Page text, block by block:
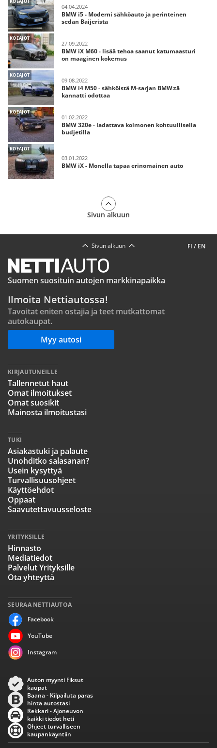
04.04.2024
BMW i5 - Moderni sähköauto ja perinteinen
sedan Baijerista
KOEAJOT
27.09.2022
BMW iX M60 - lisää tehoa saanut katumaasturi
on maaginen kokemus
KOEAJOT
09.08.2022
BMW i4 M50 - sähköistä M-sarjan BMW:tä
kannatti odottaa
KOEAJOT
01.02.2022
BMW 320e - ladattava kolmonen kohtuullisella
budjetilla
KOEAJOT
03.01.2022
BMW iX - Monella tapaa erinomainen auto
Sivun alkuun
FI / EN
Sivun alkuun
Suomen suosituin autojen markkinapaikka
Ilmoita Nettiautossa!
Tavoitat eniten ostajia ja teet mutkattomat
autokaupat.
Myy autosi
SEURAA NETTIAUTOA
Facebook
YouTube
Instagram
KIRJAUTUNEILLE
Tallennetut haut
Omat ilmoitukset
Omat suosikit
Mainosta ilmoitustasi
TUKI
Asiakastuki ja palaute
Unohditko salasanan?
Usein kysyttyä
Turvallisuusohjeet
Käyttöehdot
Oppaat
Saavutettavuusseloste
YRITYKSILLE
Hinnasto
Mediatiedot
Palvelut Yrityksille
Ota yhteyttä
Auton myynti Fiksut
kaupat
Baana - Kilpailuta paras
hinta autostasi
Rekkari - Ajoneuvon
kaikki tiedot heti
Ohjeet turvalliseen
kaupankäyntiin